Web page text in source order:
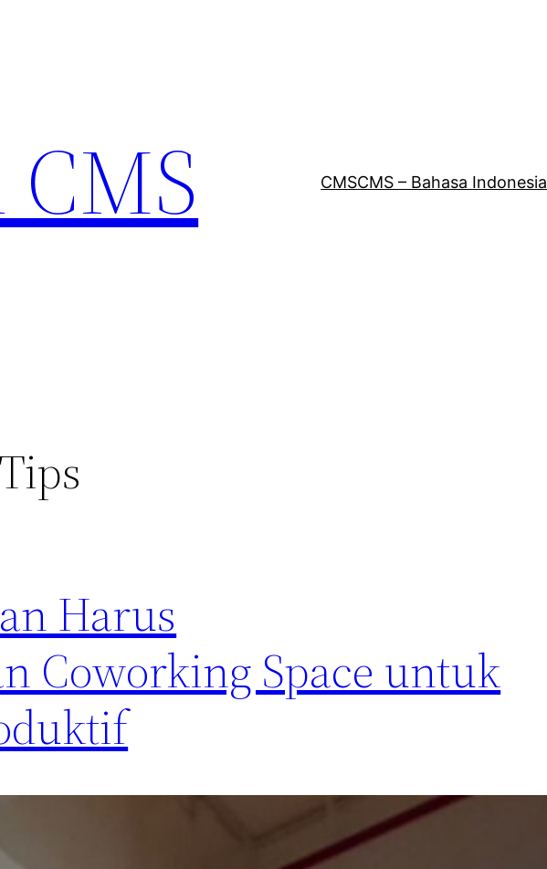
CMSCMS – Bahasa Indonesia
Harus
Coworking Space untuk